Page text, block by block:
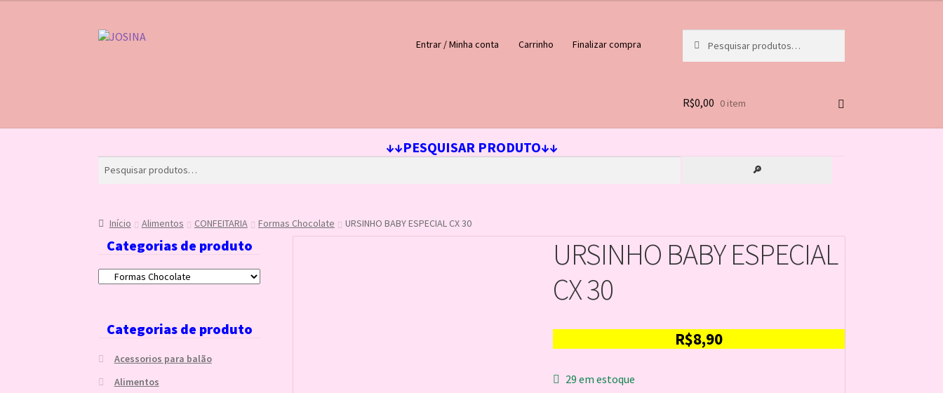
Pular
Pular
Entrar / Minha conta Carrinho Finalizar compra
por:
R$0,00 0 item
↓↓PESQUISAR PRODUTO↓↓
🔎
Início Alimentos CONFEITARIA Formas Chocolate URSINHO BABY ESPECIAL CX 30
URSINHO BABY ESPECIAL
CX 30
R$8,90
29 em estoque
Categorias de produto
Categorias de produto
Acessorios para balão
Alimentos